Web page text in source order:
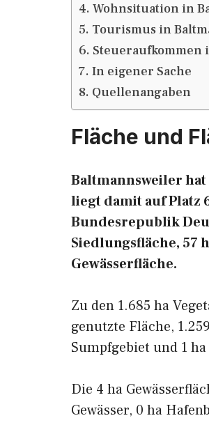
Wohnsituation in
Tourismus in
Steueraufkommen
In eigener Sache
Quellenangaben
Fläche und
Baltmannsweiler hat
liegt damit auf Platz
Bundesrepublik
Siedlungsfläche, 57
Gewässerfläche.
Zu den 1.685 ha
genutzte Fläche,
Sumpfgebiet und 1
Die 4 ha
Gewässer, 0 ha